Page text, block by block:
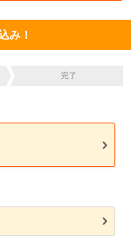
み！
完了